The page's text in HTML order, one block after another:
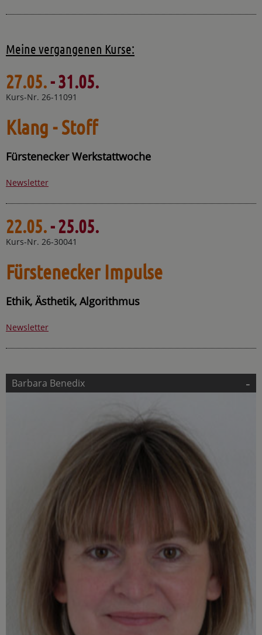
Meine vergangenen Kurse:
27.05.- 31.05.
Kurs-Nr. 26-11091
Klang - Stoff
Fürstenecker Werkstattwoche
Newsletter
22.05.- 25.05.
Kurs-Nr. 26-30041
Fürstenecker Impulse
Ethik, Ästhetik, Algorithmus
Newsletter
Barbara Benedix -